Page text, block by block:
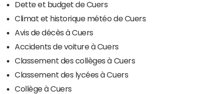
Dette et budget de Cuers
Climat et historique météo de Cuers
Avis de décès à Cuers
Accidents de voiture à Cuers
Classement des collèges à Cuers
Classement des lycées à Cuers
Collège à Cuers